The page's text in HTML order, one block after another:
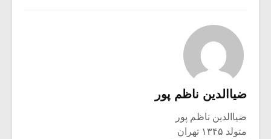
ضیاالدین ناظم پور
ضیاالدین ناظم پور
متولد ۱۳۴۵ تهران